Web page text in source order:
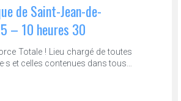
de Saint-Jean-de-
– 10 heures 30
Totale ! Lieu chargé de toutes
et celles contenues dans tous…